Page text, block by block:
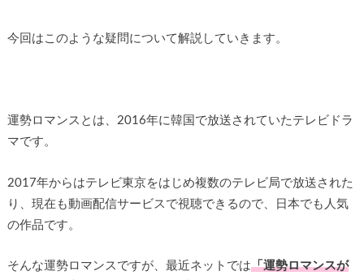
今回はこのような疑問について解説していきます。
運勢ロマンスとは、2016年に韓国で放送されていたテレビドラ
マです。
2017年からはテレビ東京をはじめ複数のテレビ局で放送された
り、現在も動画配信サービスで視聴できるので、日本でも人気
の作品です。
そんな運勢ロマンスですが、最近ネットでは「運勢ロマンスが